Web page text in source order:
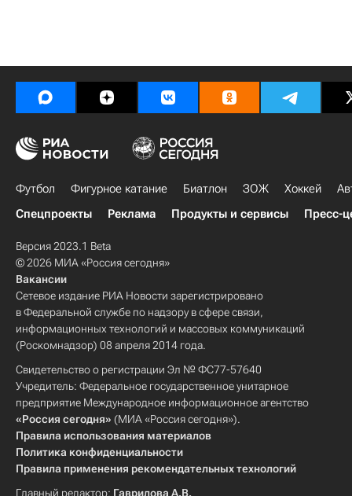
Футбол Фигурное катание Биатлон ЗОЖ Хоккей
Спецпроекты
Реклама Продукты и сервисы Пресс-
Версия 2023.1 Beta
© 2026 МИА «Россия сегодня»
Вакансии
Сетевое издание РИА Новости зарегистрировано
в Федеральной службе по надзору в сфере связи,
информационных технологий и массовых коммуникаций
(Роскомнадзор) 08 апреля 2014 года.
Свидетельство о регистрации Эл № ФС77-57640
Учредитель: Федеральное государственное унитарное
предприятие Международное информационное агентство
«Россия сегодня» (МИА «Россия сегодня»).
Правила использования материалов
Политика конфиденциальности
Правила применения рекомендательных технологий
Главный редактор: Гаврилова А.В.